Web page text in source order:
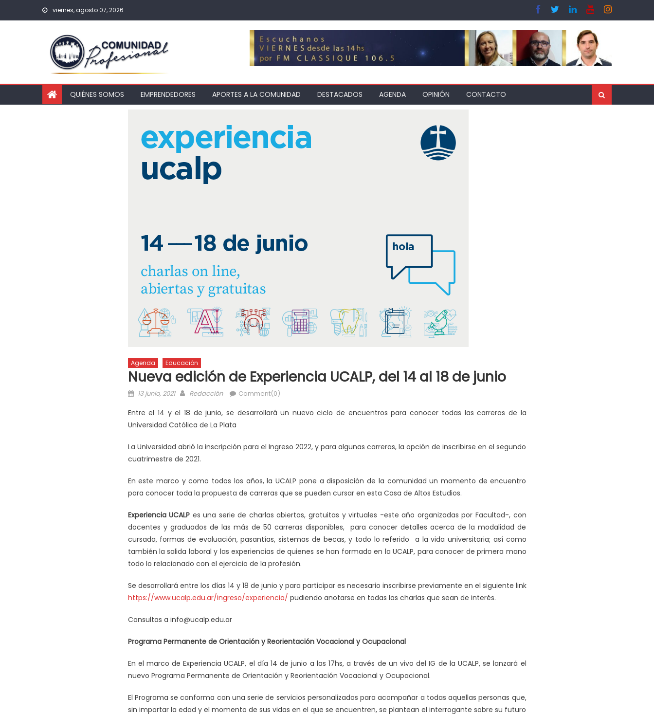
viernes, agosto 07, 2026
QUIÉNES SOMOS EMPRENDEDORES APORTES A LA COMUNIDAD DESTACADOS AGENDA OPINIÓN CONTACTO
Agenda Educación
Nueva edición de Experiencia UCALP, del 14 al 18 de junio
13 junio, 2021 Redacción Comment(0)
Entre el 14 y el 18 de junio, se desarrollará un nuevo ciclo de encuentros para conocer todas las carreras de la
Universidad Católica de La Plata
La Universidad abrió la inscripción para el Ingreso 2022, y para algunas carreras, la opción de inscribirse en el segundo
cuatrimestre de 2021.
En este marco y como todos los años, la UCALP pone a disposición de la comunidad un momento de encuentro
para conocer toda la propuesta de carreras que se pueden cursar en esta Casa de Altos Estudios.
Experiencia UCALP es una serie de charlas abiertas, gratuitas y virtuales -este año organizadas por Facultad-, con
docentes y graduados de las más de 50 carreras disponibles, para conocer detalles acerca de la modalidad de
cursada, formas de evaluación, pasantías, sistemas de becas, y todo lo referido a la vida universitaria; así como
también la salida laboral y las experiencias de quienes se han formado en la UCALP, para conocer de primera mano
todo lo relacionado con el ejercicio de la profesión.
Se desarrollará entre los días 14 y 18 de junio y para participar es necesario inscribirse previamente en el siguiente link
https://www.ucalp.edu.ar/ingreso/experiencia/ pudiendo anotarse en todas las charlas que sean de interés.
Consultas a info@ucalp.edu.ar
Programa Permanente de Orientación y Reorientación Vocacional y Ocupacional
En el marco de Experiencia UCALP, el día 14 de junio a las 17hs, a través de un vivo del IG de la UCALP, se lanzará el
nuevo Programa Permanente de Orientación y Reorientación Vocacional y Ocupacional.
El Programa se conforma con una serie de servicios personalizados para acompañar a todas aquellas personas que,
sin importar la edad y el momento de sus vidas en el que se encuentren, se plantean el interrogante sobre su futuro